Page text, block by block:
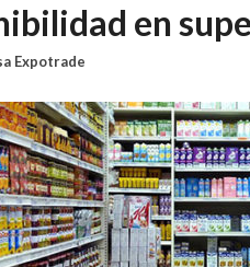
en
Expotrade